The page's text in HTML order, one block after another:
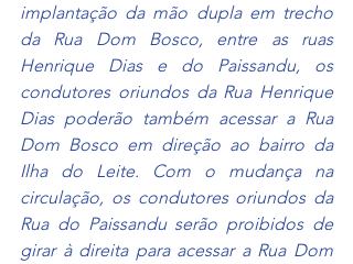
implantação da mão dupla em trecho
da Rua Dom Bosco, entre as ruas
Henrique Dias e do Paissandu, os
condutores oriundos da Rua Henrique
Dias poderão também acessar a Rua
Dom Bosco em direção ao bairro da
Ilha do Leite. Com o mudança na
circulação, os condutores oriundos da
Rua do Paissandu serão proibidos de
girar à direita para acessar a Rua Dom